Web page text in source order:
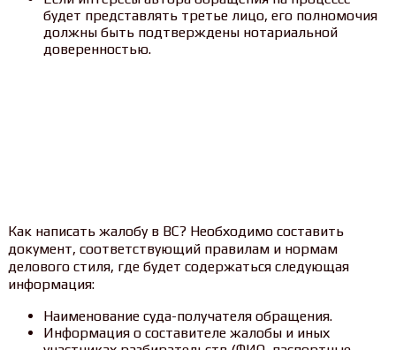
будет представлять третье лицо, его полномочия
должны быть подтверждены нотариальной
доверенностью.
Как написать жалобу в ВС? Необходимо составить
документ, соответствующий правилам и нормам
делового стиля, где будет содержаться следующая
информация:
Наименование суда-получателя обращения.
Информация о составителе жалобы и иных